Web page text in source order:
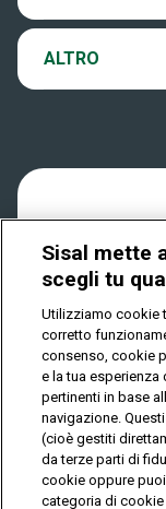
VinciCasa
Play Your Date
Come si gioca
Dove si gioca
Quanto si
Come
ALTRO
Notifiche
Privacy
IL GIOCO È
© Copyright
Privacy
Sisal mette
scegli tu
Utilizziamo cookie
corretto
consenso, cookie
e la tua esperienza
pertinenti in base
navigazione.
(cioè gestiti
da terze parti di
cookie oppure
categoria di